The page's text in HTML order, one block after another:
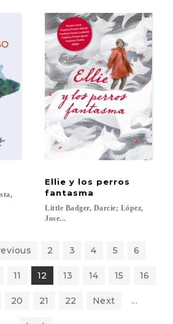
Ellie y los perros
fantasma
Little Badger, Darcie; López,
Jose...
2 3 4 5 6
11 12 13 14 15 16
20 21 22 Next ...